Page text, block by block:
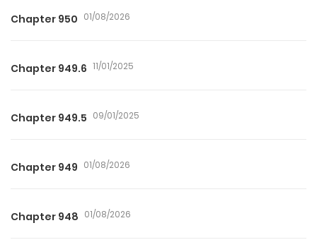
Chapter 950 01/08/2026
Chapter 949.6 11/01/2025
Chapter 949.5 09/01/2025
Chapter 949 01/08/2026
Chapter 948 01/08/2026